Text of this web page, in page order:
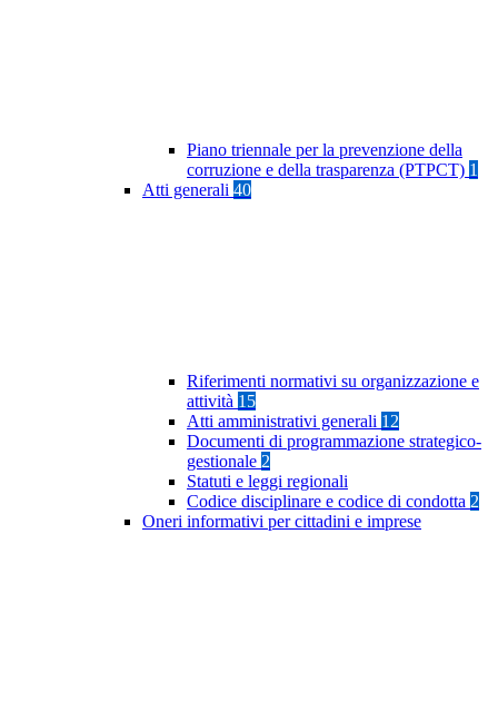
Piano triennale per la prevenzione della
corruzione e della trasparenza (PTPCT) 1
Atti generali 40
Riferimenti normativi su organizzazione e
attività 15
Atti amministrativi generali 12
Documenti di programmazione strategico-
gestionale 2
Statuti e leggi regionali
Codice disciplinare e codice di condotta 2
Oneri informativi per cittadini e imprese